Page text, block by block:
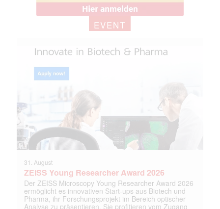
EVENT
31. August
ZEISS Young Researcher Award 2026
Der ZEISS Microscopy Young Researcher Award 2026
ermöglicht es innovativen Start-ups aus Biotech und
Pharma, ihr Forschungsprojekt im Bereich optischer
Analyse zu präsentieren. Sie profitieren vom Zugang